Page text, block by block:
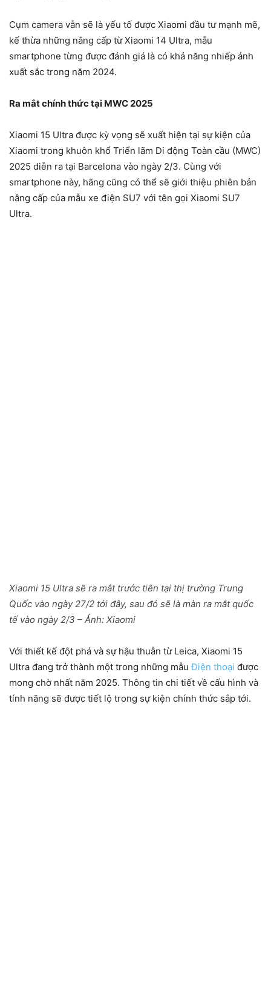
Cụm camera vẫn sẽ là yếu tố được Xiaomi đầu tư mạnh mẽ,
kế thừa những nâng cấp từ Xiaomi 14 Ultra, mẫu
smartphone từng được đánh giá là có khả năng nhiếp ảnh
xuất sắc trong năm 2024.
Ra mắt chính thức tại MWC 2025
Xiaomi 15 Ultra được kỳ vọng sẽ xuất hiện tại sự kiện của
Xiaomi trong khuôn khổ Triển lãm Di động Toàn cầu (MWC)
2025 diễn ra tại Barcelona vào ngày 2/3. Cùng với
smartphone này, hãng cũng có thể sẽ giới thiệu phiên bản
nâng cấp của mẫu xe điện SU7 với tên gọi Xiaomi SU7
Ultra.
Xiaomi 15 Ultra sẽ ra mắt trước tiên tại thị trường Trung
Quốc vào ngày 27/2 tới đây, sau đó sẽ là màn ra mắt quốc
tế vào ngày 2/3 – Ảnh: Xiaomi
Với thiết kế đột phá và sự hậu thuẫn từ Leica, Xiaomi 15
Ultra đang trở thành một trong những mẫuĐiện thoại được
mong chờ nhất năm 2025. Thông tin chi tiết về cấu hình và
tính năng sẽ được tiết lộ trong sự kiện chính thức sắp tới.